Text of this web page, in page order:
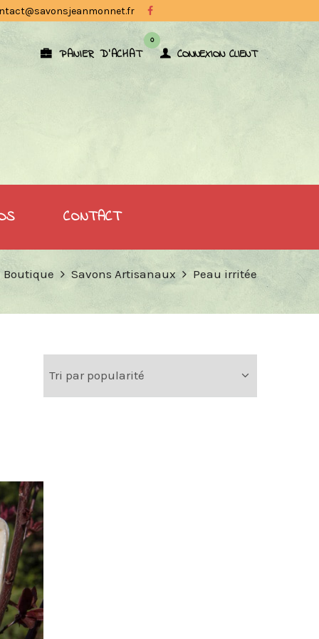
CONNEXION CLIENT
PANIER D'ACHAT
0
CONTACT
Boutique Savons Artisanaux Peau irritée